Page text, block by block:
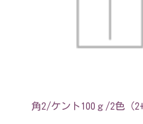
角2/ケント100ｇ/2色（